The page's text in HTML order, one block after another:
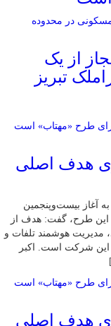
از یک
تبریز
هدف اصلی
آغاز بیست‌وپنجمین
این طرح، گفت: هدف از
مدیریت هوشمند تلفات و
شرکت است. اکبر
هدف اصلی